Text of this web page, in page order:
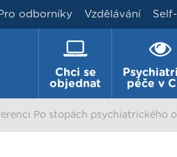
odborníky Vzdělávání
Chci se
objednat
péče v
Po stopách psychiatrického